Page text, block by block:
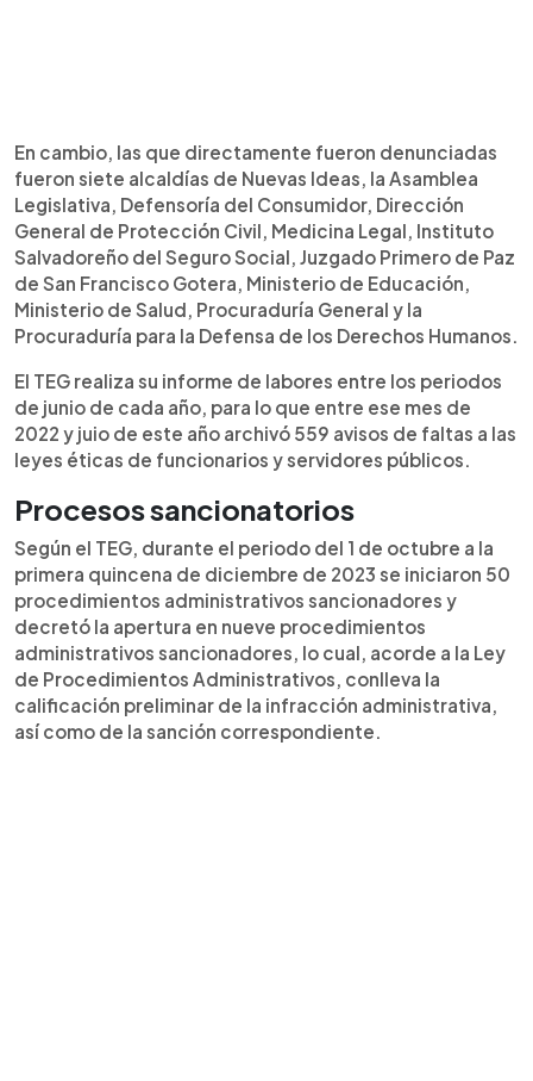
En cambio, las que directamente fueron denunciadas
fueron siete alcaldías de Nuevas Ideas, la Asamblea
Legislativa, Defensoría del Consumidor, Dirección
General de Protección Civil, Medicina Legal, Instituto
Salvadoreño del Seguro Social, Juzgado Primero de Paz
de San Francisco Gotera, Ministerio de Educación,
Ministerio de Salud, Procuraduría General y la
Procuraduría para la Defensa de los Derechos Humanos.
El TEG realiza su informe de labores entre los periodos
de junio de cada año, para lo que entre ese mes de
2022 y juio de este año archivó 559 avisos de faltas a las
leyes éticas de funcionarios y servidores públicos.
Procesos sancionatorios
Según el TEG, durante el periodo del 1 de octubre a la
primera quincena de diciembre de 2023 se iniciaron 50
procedimientos administrativos sancionadores y
decretó la apertura en nueve procedimientos
administrativos sancionadores, lo cual, acorde a la Ley
de Procedimientos Administrativos, conlleva la
calificación preliminar de la infracción administrativa,
así como de la sanción correspondiente.